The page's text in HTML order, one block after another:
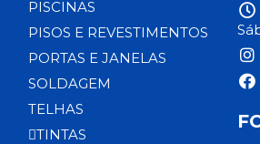
PISCINAS
PISOS E REVESTIMENTOS
PORTAS E JANELAS
SOLDAGEM
TELHAS
TINTAS